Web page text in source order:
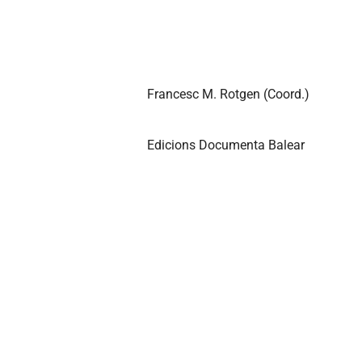
Francesc M. Rotgen (Coord.)
Edicions Documenta Balear